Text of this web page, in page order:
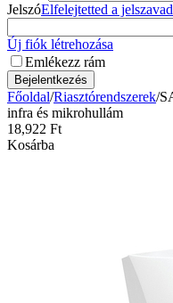
JelszóElfelejtetted a
Új fiók létrehozása
Emlékezz rám
Bejelentkezés
Főoldal/Riasztórendszerek/
infra és mikrohullám
18,922 Ft
Kosárba